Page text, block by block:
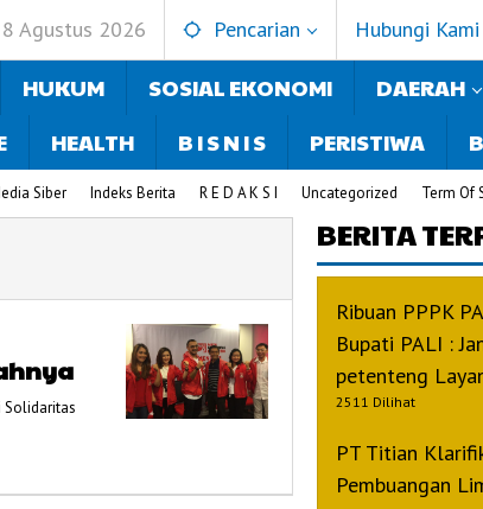
8 Agustus 2026 Pencarian Hubungi Kami
HUKUM SOSIAL EKONOMI DAERAH
HEALTH B I S N I S PERISTIWA
Siber Indeks Berita R E D A K S I Uncategorized Term Of
Solidaritas
BERITA
Ribuan PPPK
Bupati PALI :
petenteng
2511 Dilihat
PT Titian
Pembuangan